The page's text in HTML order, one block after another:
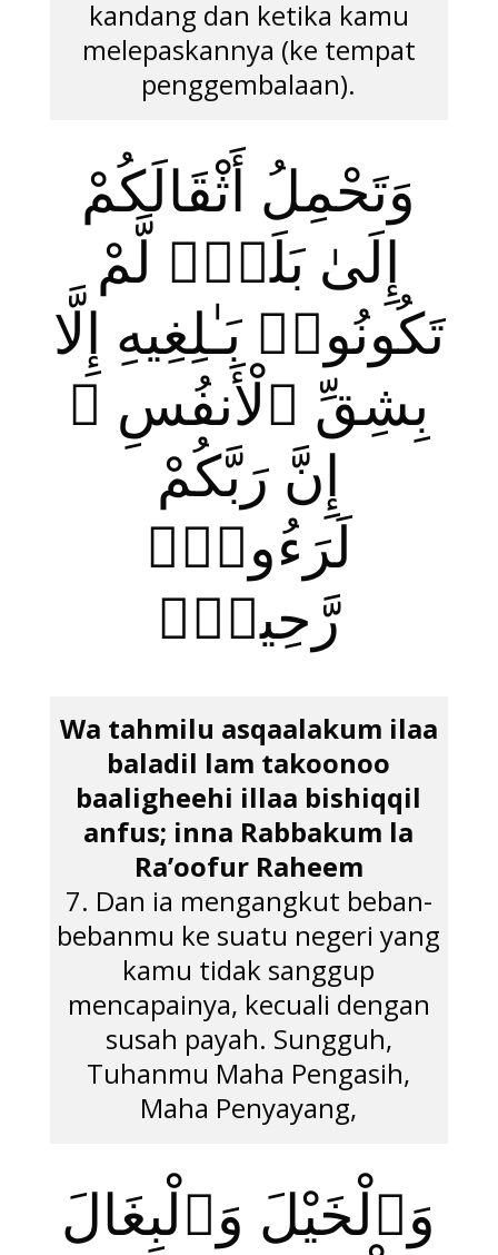
kandang dan ketika kamu
melepaskannya (ke tempat
penggembalaan).
وَتَحْمِلُ أَثْقَالَكُمْ
إِلَىٰ بَلَدٍۢ لَّمْ
تَكُونُوا۟ بَـٰلِغِيهِ إِلَّا
بِشِقِّ ٱلْأَنفُسِ ۚ
إِنَّ رَبَّكُمْ
لَرَءُوفٌۭ
رَّحِيمٌۭ
Wa tahmilu asqaalakum ilaa
baladil lam takoonoo
baaligheehi illaa bishiqqil
anfus; inna Rabbakum la
Ra’oofur Raheem
7. Dan ia mengangkut beban-
bebanmu ke suatu negeri yang
kamu tidak sanggup
mencapainya, kecuali dengan
susah payah. Sungguh,
Tuhanmu Maha Pengasih,
Maha Penyayang,
وَٱلْخَيْلَ وَٱلْبِغَالَ